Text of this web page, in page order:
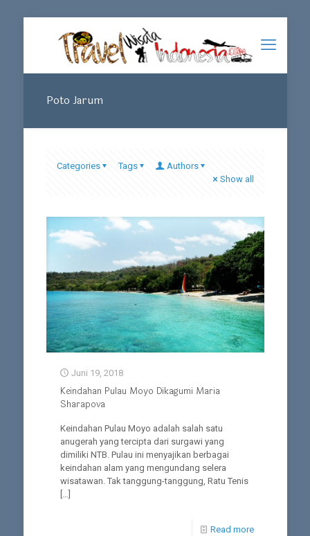
Poto Jarum
Categories Tags
Authors
Show all
Juni 19, 2018
Keindahan Pulau Moyo Dikagumi Maria
Sharapova
Keindahan Pulau Moyo adalah salah satu
anugerah yang tercipta dari surgawi yang
dimiliki NTB. Pulau ini menyajikan berbagai
keindahan alam yang mengundang selera
wisatawan. Tak tanggung-tanggung, Ratu Tenis
[…]
Read more